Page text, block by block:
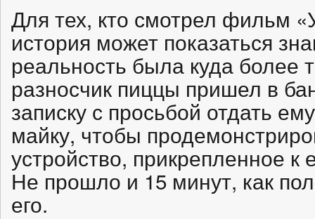
Для тех, кто смотрел фильм
история может показаться
реальность была куда более
разносчик пиццы пришел в
записку с просьбой отдать
майку, чтобы
устройство, прикрепленное к
Не прошло и 15 минут, как
его.